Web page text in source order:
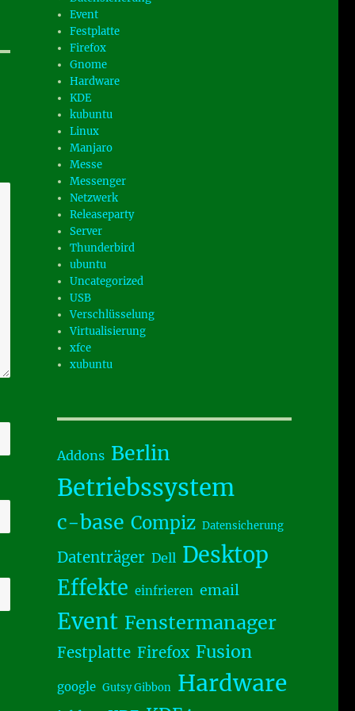
Event
Festplatte
Firefox
Gnome
Hardware
KDE
kubuntu
Linux
Manjaro
Messe
Messenger
Netzwerk
Releaseparty
Server
Thunderbird
ubuntu
Uncategorized
USB
Verschlüsselung
Virtualisierung
xfce
xubuntu
Addons Berlin
Betriebssystem
c-base Compiz Datensicherung
Datenträger Dell Desktop
Effekte einfrieren email
Event Fenstermanager
Festplatte Firefox Fusion
google Gutsy Gibbon Hardware